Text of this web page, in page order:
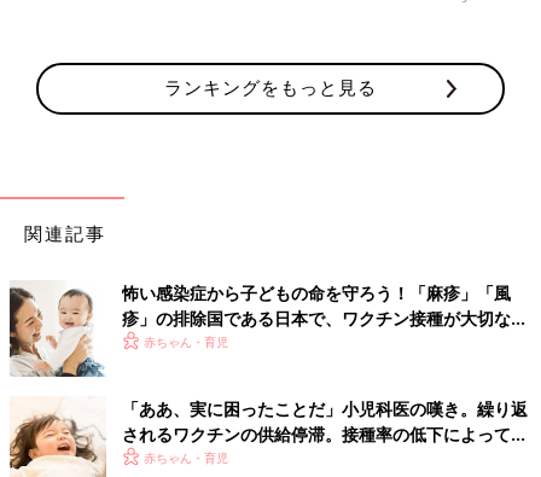
種するというスケジュールも浸透してきていると感じます。
2020年10月からはロタワクチンも定期接種になる予定です。子
どものワクチンは小児科で最新のスケジュールを組み、最適な時
現在就学前くらいのお子さんは比較的きちんと接種してあること
が多いのですが、それよりも大きなお子さんや中学生、高校生、
大学生、成人は、情報の不足や混乱により接種しそびれている場
合があります。また、ワクチンによっては近年になってから国内
認可されたり安定供給できるようになったために接種可能となっ
たものもあります。よくみられる接種がもれている例を紹介しま
す。
・Ｂ型肝炎ワクチンの場合／未接種
・おたふくワクチン・水ぼうそうワクチンなどの場合／未接種も
しくは1回のみで終了
・日本脳炎ワクチンの場合／年齢相応の回数が終了していない
ランキングをもっと見る
関連記事
怖い感染症から子どもの命を守ろう！「麻疹」「風
疹」の排除国である日本で、ワクチン接種が大切な理
由とは？【小児科医】
赤ちゃん・育児
「ああ、実に困ったことだ」小児科医の嘆き。繰り返
されるワクチンの供給停滞。接種率の低下によって心
配されること【小児科医】
赤ちゃん・育児